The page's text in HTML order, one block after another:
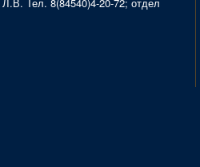
Тел. 8(84540)4-20-72; отдел